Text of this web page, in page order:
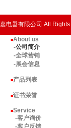
电器有限公司 All
■About us
-公司简介
-全球营销
-展会信息
■产品列表
■证书荣誉
■Service
-客户询价
-客户反馈